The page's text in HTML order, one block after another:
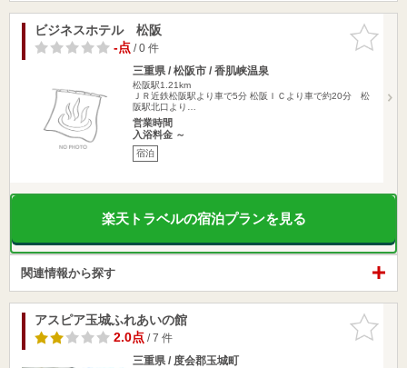
お気に入
りに追加
ビジネスホテル 松阪
-点/ 0 件
三重県 / 松阪市 / 香肌峡温泉
松阪駅1.21km
ＪＲ近鉄松阪駅より車で5分 松阪ＩＣより車で約20分 松
阪駅北口より…
営業時間
入浴料金 ～
宿泊
楽天トラベルの宿泊プランを見る
関連情報から探す
お気に入
りに追加
アスピア玉城ふれあいの館
2.0点/ 7 件
三重県 / 度会郡玉城町